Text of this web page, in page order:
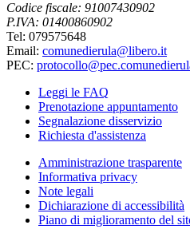
Codice fiscale: 91007430902
P.IVA: 01400860902
Tel: 079575648
Email: comunedierula@libero.it
PEC:
Leggi le FAQ
Prenotazione appuntamento
Segnalazione disservizio
Richiesta d'assistenza
Amministrazione trasparente
Informativa privacy
Note legali
Dichiarazione di accessibilità
Piano di miglioramento del